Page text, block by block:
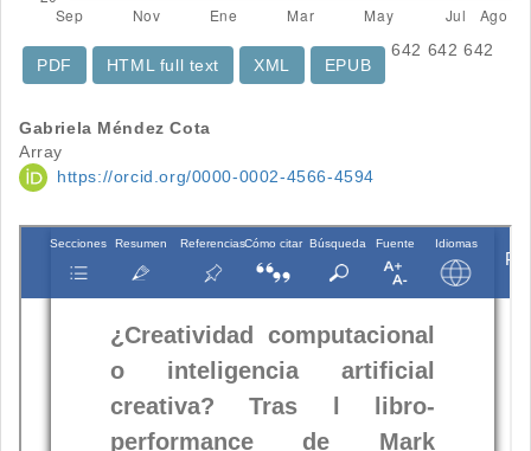
642
PDF
642
HTML full text
XML
642
EPUB
Contenido
principal
artículo
Gabriela Méndez Cota
Array
https://orcid.org/0000-0002-4566-4594